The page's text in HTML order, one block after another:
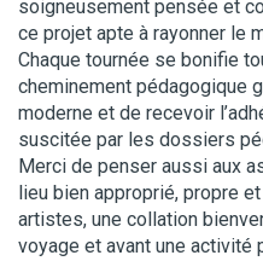
soigneusement pensée et
ce projet apte à rayonner le
Chaque tournée se bonifie
cheminement pédagogique
moderne et de recevoir
suscitée par les dossiers
Merci de penser aussi aux
lieu bien approprié, propre
artistes, une collation
voyage et avant une activité